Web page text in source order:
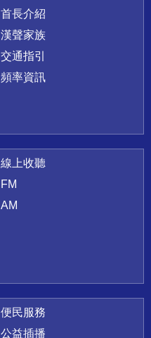
首長介紹
漢聲家族
交通指引
頻率資訊
線上收聽
FM
AM
便民服務
公益插播